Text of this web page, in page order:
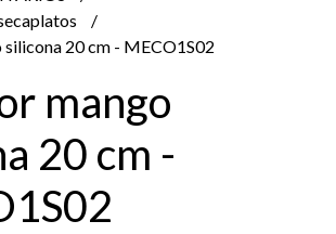
20 cm - MECO1S02
mango
20 cm -